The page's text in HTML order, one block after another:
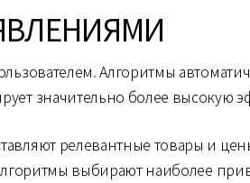
Алгоритмы
значительно более высокую
релевантные товары и
выбирают наиболее